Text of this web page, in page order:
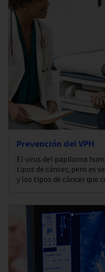
Prevención del VPH
El virus del papiloma
tipos de cáncer, pero es
y los tipos de cáncer que